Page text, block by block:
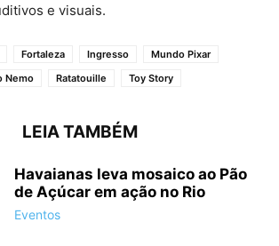
e visuais.
Fortaleza Ingresso
Mundo Pixar
Nemo Ratatouille Toy Story
LEIA TAMBÉM
Havaianas leva mosaico ao Pão
de Açúcar em ação no Rio
Eventos